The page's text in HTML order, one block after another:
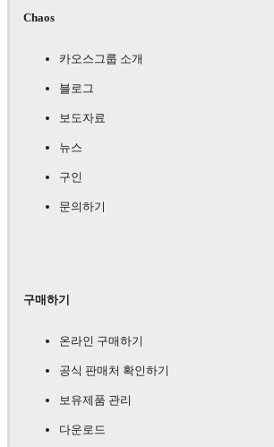
Chaos
카오스그룹 소개
블로그
보도자료
뉴스
구인
문의하기
구매하기
온라인 구매하기
공식 판매처 확인하기
보유제품 관리
다운로드